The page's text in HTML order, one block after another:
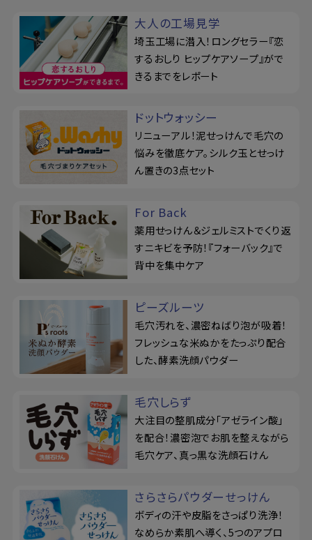
大人の工場見学
埼玉工場に潜入！ロングセラー『恋
するおしり ヒップケアソープ』がで
きるまでをレポート
ドットウォッシー
リニューアル！泥せっけんで毛穴の
悩みを徹底ケア。シルク玉とせっけ
ん置きの3点セット
For Back
薬用せっけん＆ジェルミストでくり返
すニキビを予防！『フォーバック』で
背中を集中ケア
ピーズルーツ
毛穴汚れを、濃密ねばり泡が吸着！
フレッシュな米ぬかをたっぷり配合
した、酵素洗顔パウダー
毛穴しらず
大注目の整肌成分「アゼライン酸」
を配合！濃密泡でお肌を整えながら
毛穴ケア、真っ黒な洗顔石けん
さらさらパウダーせっけん
ボディの汗や皮脂をさっぱり洗浄！
なめらか素肌へ導く、5つのアプロ